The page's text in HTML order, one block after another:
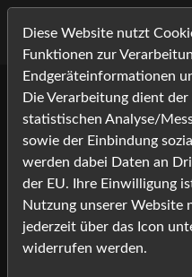
I. Name und Anschrift des
Diese Website nutzt
Funktionen zur
Endgeräteinformationen
Die Verarbeitung dient
statistischen Analyse/
sowie der Einbindung
werden dabei Daten an
der EU. Ihre Einwilligung
Nutzung unserer Website
jederzeit über das Icon
widerrufen werden.